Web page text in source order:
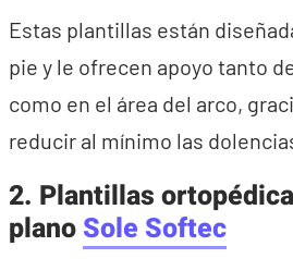
Estas plantillas están
pie y le ofrecen apoyo tanto
como en el área del arco,
reducir al mínimo las
2. Plantillas
planoSole Softec